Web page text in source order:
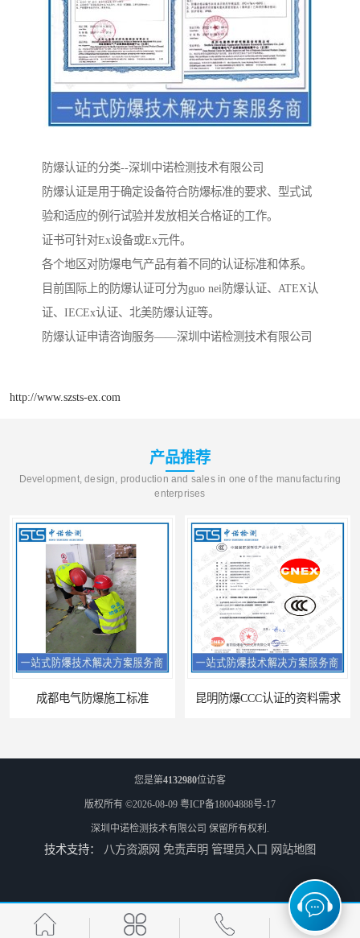
防爆认证的分类--深圳中诺检测技术有限公司
防爆认证是用于确定设备符合防爆标准的要求、型式试
验和适应的例行试验并发放相关合格证的工作。
证书可针对Ex设备或Ex元件。
各个地区对防爆电气产品有着不同的认证标准和体系。
目前国际上的防爆认证可分为guo nei防爆认证、ATEX认
证、IECEx认证、北美防爆认证等。
防爆认证申请咨询服务——深圳中诺检测技术有限公司
http://www.szsts-ex.com
产品推荐
Development, design, production and sales in one of the manufacturing
enterprises
成都电气防爆施工标准 昆明防爆CCC认证的资料需求
合肥IECEx标志认证发证机构 海口防爆电器设备维修资质办理周期
您是第4132980位访客
版权所有 ©2026-08-09 粤ICP备18004888号-17
深圳中诺检测技术有限公司 保留所有权利.
技术支持： 八方资源网 免责声明 管理员入口 网站地图